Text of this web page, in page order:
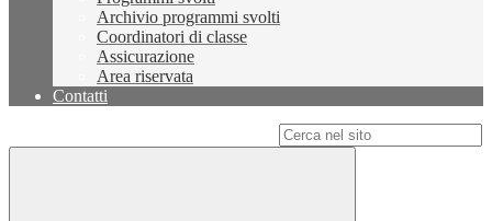
Archivio programmi svolti
Coordinatori di classe
Assicurazione
Area riservata
Contatti